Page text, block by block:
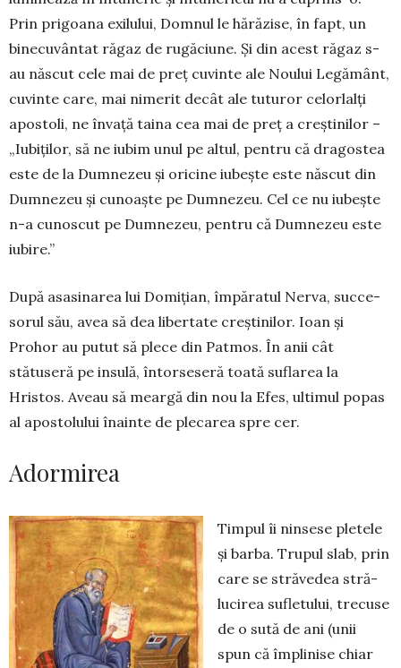
Prin pri­goa­na exi­­lului, Dom­nul le hă­răzise, în fapt, un
bine­cuvântat ră­gaz de rugăciune. Și din acest răgaz s-
au năs­cut cele mai de preț cu­vinte ale Noului Legă­mânt,
cuvinte care, mai ni­merit decât ale tutu­ror celorlalți
apos­toli, ne învață taina cea mai de preț a creș­tinilor –
„Iubiţi­lor, să ne iubim unul pe altul, pentru că dra­gostea
este de la Dumnezeu şi ori­cine iubeşte este născut din
Dumnezeu şi cunoaşte pe Dum­nezeu. Cel ce nu iubeşte
n-a cu­nos­cut pe Dum­nezeu, pentru că Dum­­nezeu este
iubire.”
După asasinarea lui Domițian, împă­ratul Nerva, succe­
so­rul său, avea să dea libertate creștinilor. Ioan și
Prohor au putut să ple­ce din Patmos. În anii cât
stătuseră pe insulă, întor­seseră toată suflarea la
Hristos. Aveau să meargă din nou la Efes, ultimul popas
al aposto­lului înainte de plecarea spre cer.
Adormirea
Timpul îi ninsese pletele
și barba. Trupul slab, prin
care se străvedea stră­
lucirea sufletului, trecuse
de o sută de ani (unii
spun că împlinise chiar